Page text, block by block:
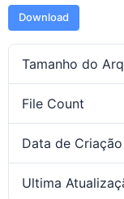
Download
Tamanho do
File Count
Data de Criação
Ultima